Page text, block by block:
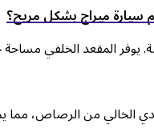
يوفر المقعد الخلفي